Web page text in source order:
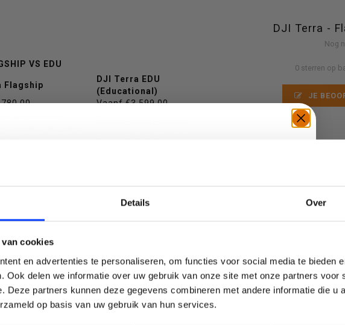
Details Over
van cookies
en advertenties te personaliseren, om functies voor social media te bieden
Ook delen we informatie over uw gebruik van onze site met onze partners voor
Deze partners kunnen deze gegevens combineren met andere informatie die u
op basis van uw gebruik van hun services.
VS EDU
Flagship
DJI Terra EDU
(Educational)
Vaanf €3.599,00
✔ Ja
ondersteund
tools voor 3D-
Uitgebreide tools
formaten)
✔ Ja
Tot 10 apparaten
DJI Terra -
Nog
0 sterren op
JE
KORTING OP JE EERSTE
BESTELLING!
Ontvang je welkomstkorting tot 15 euro.
Minimale besteding 100 euro .